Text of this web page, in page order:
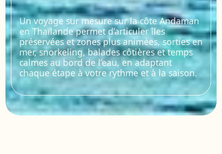
Un voyage sur mesure sur la côte Andaman
en Thaïlande permet d’articuler îles
préservées et zones plus animées, sorties en
mer, snorkeling, balades côtières et temps
calmes au bord de l’eau, en adaptant
chaque étape à votre rythme et à la saison.